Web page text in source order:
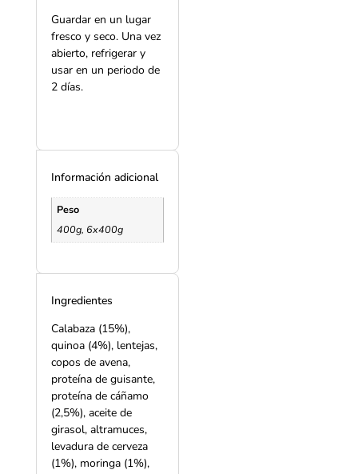
Guardar en un lugar
fresco y seco. Una vez
abierto, refrigerar y
usar en un periodo de
2 días.
Información adicional
Peso
400g, 6x400g
Ingredientes
Calabaza (15%),
quinoa (4%), lentejas,
copos de avena,
proteína de guisante,
proteína de cáñamo
(2,5%), aceite de
girasol, altramuces,
levadura de cerveza
(1%), moringa (1%),